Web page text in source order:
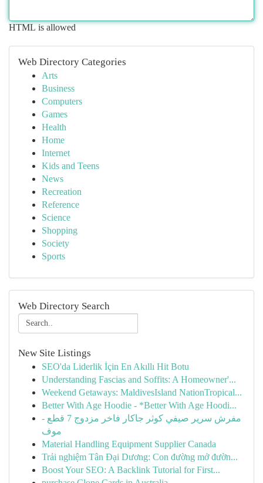
HTML is allowed
Web Directory Categories
Arts
Business
Computers
Games
Health
Home
Internet
Kids and Teens
News
Recreation
Reference
Science
Shopping
Society
Sports
Web Directory Search
New Site Listings
SEO'da Liderlik İçin En Akıllı Hit Botu
Understanding Fascias and Soffits: A Homeowner'...
Weekend Getaways: MaldivesIsland NationTropical...
Better With Age Hoodie - *Better With Age Hoodi...
مفرش سرير صيفي كوثر جاكار فاخر مزدوج 7 قطع -
موف
Material Handling Equipment Supplier Canada
Trải nghiệm Tân Đại Dương: Con đường mở đườn...
Boost Your SEO: A Backlink Tutorial for First...